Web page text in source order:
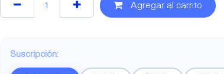
Agregar al carrito
Suscripción: